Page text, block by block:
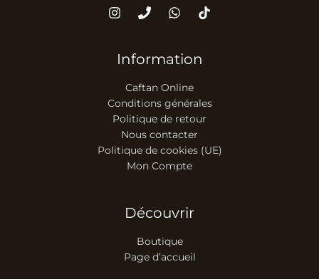
Information
Caftan Online
Conditions générales
Politique de retour
Nous contacter
Politique de cookies (UE)
Mon Compte
Découvrir
Boutique
Page d’accueil